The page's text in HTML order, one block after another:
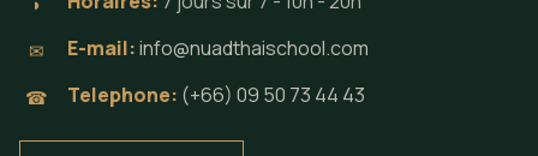
✉ E-mail:info@nuadthaischool.com
☎ Telephone: (+66) 09 50 73 44 43